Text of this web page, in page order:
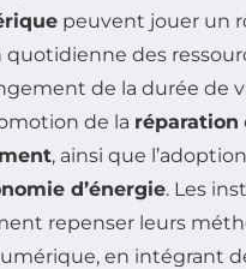
peuvent jouer un
des
de la durée de
de la réparation
, ainsi que
d’énergie. Les
repenser leurs
en intégrant